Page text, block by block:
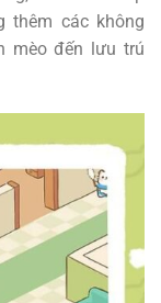
thêm các không
mèo đến lưu trú